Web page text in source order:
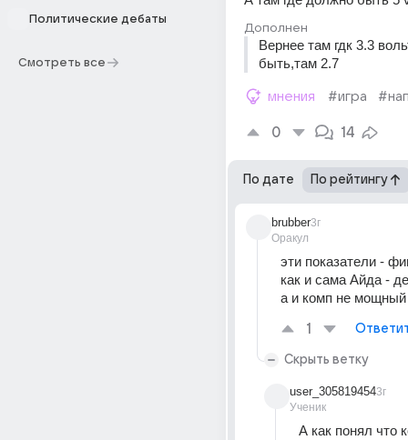
Политические дебаты
Смотреть все
Дополнен
Вернее там гдк 3.3
быть,там 2.7
мнения #игра
0 14
По дате По рейтингу
brubber
Оракул
3г
эти показатели -
как и сама Айда -
а и комп не мощный
1
Скрыть ветку
user_305819454
Ученик
3г
А как понял что